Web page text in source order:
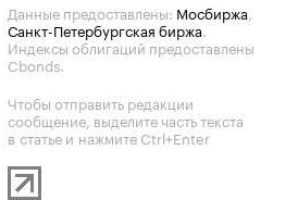
Данные предоставлены: Мосбиржа,
Санкт-Петербургская биржа.
Индексы облигаций предоставлены
Cbonds.
Чтобы отправить редакции
сообщение, выделите часть текста
в статье и нажмите Ctrl+Enter